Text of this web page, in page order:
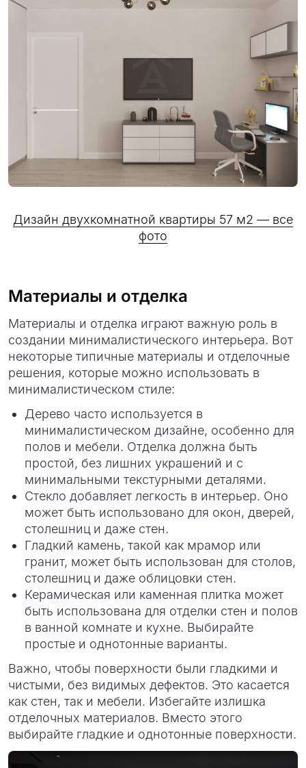
Дизайн двухкомнатной квартиры 57 м2 — все
фото
Материалы и отделка
Материалы и отделка играют важную роль в
создании минималистического интерьера. Вот
некоторые типичные материалы и отделочные
решения, которые можно использовать в
минималистическом стиле:
Дерево часто используется в
минималистическом дизайне, особенно для
полов и мебели. Отделка должна быть
простой, без лишних украшений и с
минимальными текстурными деталями.
Стекло добавляет легкость в интерьер. Оно
может быть использовано для окон, дверей,
столешниц и даже стен.
Гладкий камень, такой как мрамор или
гранит, может быть использован для столов,
столешниц и даже облицовки стен.
Керамическая или каменная плитка может
быть использована для отделки стен и полов
в ванной комнате и кухне. Выбирайте
простые и однотонные варианты.
Важно, чтобы поверхности были гладкими и
чистыми, без видимых дефектов. Это касается
как стен, так и мебели. Избегайте излишка
отделочных материалов. Вместо этого
выбирайте гладкие и однотонные поверхности.